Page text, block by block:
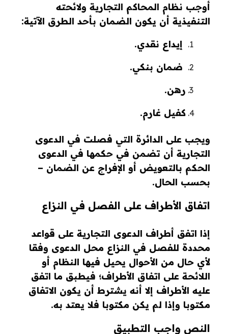
أوجب نظام المحاكم التجارية ولائحته
التنفيذية أن يكون الضمان بأحد الطرق الآتية:
إيداع نقدي.
ضمان بنكي.
رهن.
كفيل غارم.
ويجب على الدائرة التي فصلت في الدعوى
التجارية أن تضمن في حكمها في الدعوى
الحكم بالتعويض أو الإفراج عن الضمان –
بحسب الحال.
اتفاق الأطراف على الفصل في النزاع
إذا اتفق أطراف الدعوى التجارية على قواعد
محددة للفصل في النزاع محل الدعوى وفقا
لأي حال من الأحوال يحيل فيها النظام أو
اللائحة على اتفاق الأطراف؛ فيطبق ما اتفق
عليه الأطراف إلا أنه يشترط أن يكون الاتفاق
مكتوبا وإذا لم يكن مكتوبا فلا يعتد به.
النص واجب التطبيق